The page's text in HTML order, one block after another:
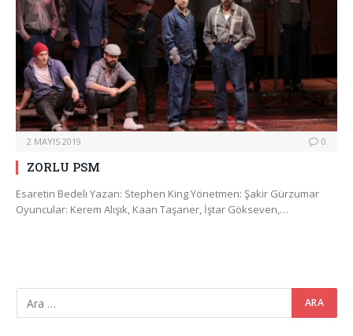
2 MAYIS 2019 0
ZORLU PSM
Esaretin Bedeli Yazan: Stephen King Yönetmen: Şakir Gürzumar
Oyuncular: Kerem Alışık, Kaan Taşaner, İştar Gökseven,…